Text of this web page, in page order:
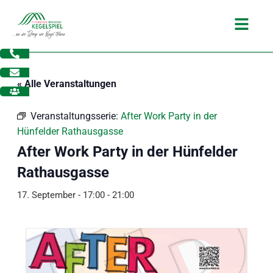
Inhalt
springen
Main
« Alle Veranstaltungen
Veranstaltungsserie: After Work Party in der
Hünfelder Rathausgasse
After Work Party in der Hünfelder
Rathausgasse
17. September - 17:00- 21:00